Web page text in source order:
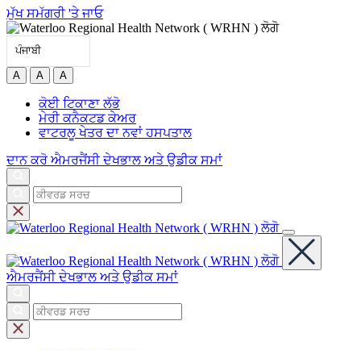
ਮੁੱਖ ਸਮੱਗਰੀ 'ਤੇ ਜਾਓ
ਪੰਜਾਬੀ
A A A
ਕੋਈ ਟਿਕਾਣਾ ਲੱਭੋ
ਮੇਰੀ ਕਨੈਕਟਡ ਕੇਅਰ
ਵਾਟਰਲੂ ਖੇਤਰ ਦਾ ਨਵਾਂ ਹਸਪਤਾਲ
ਦਾਨ ਕਰੋ ਐਮਰਜੈਂਸੀ ਦੇਖਭਾਲ ਅਤੇ ਉਡੀਕ ਸਮਾਂ
ਐਮਰਜੈਂਸੀ ਦੇਖਭਾਲ ਅਤੇ ਉਡੀਕ ਸਮਾਂ